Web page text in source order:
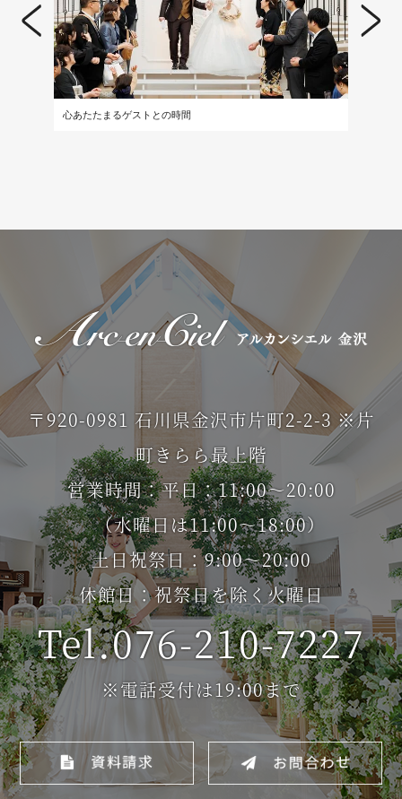
心あたたまるゲストとの時間
〒920-0981 石川県金沢市片町2-2-3 ※片
町きらら最上階
営業時間：平日：11:00～20:00
（水曜日は11:00～18:00）
土日祝祭日：9:00～20:00
休館日：祝祭日を除く火曜日
Tel.076-210-7227
※電話受付は19:00まで